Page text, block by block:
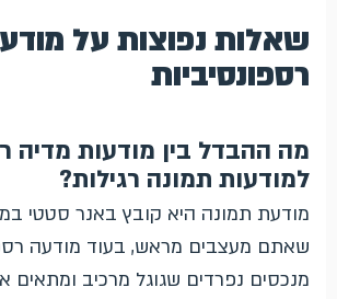
שאלות נפוצות על
רספונסיביות
מה ההבדל בין מודעות מדיה
למודעות תמונה רגילות?
מודעת תמונה היא קובץ באנר סטטי
שאתם מעצבים מראש, בעוד מודעה
מנכסים נפרדים שגוגל מרכיב ומתאים